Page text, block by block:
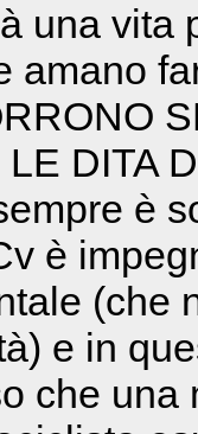
una vita
amano
DITA
è
è
(che
e in
che